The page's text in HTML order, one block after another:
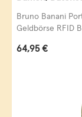
Querformat,
Bruno Banani
Geldbörse RFID
Regulärer Preis:
64,95 €